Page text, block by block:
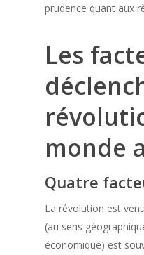
prudence quant aux
Les
monde
Quatre
La révolution est
(au sens
économique) est